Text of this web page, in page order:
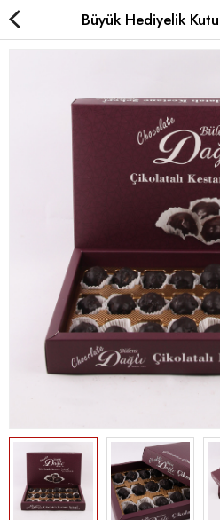
Çikolatalı Kestane Şekeri
Kavanoz Kestane Şekeri
Special Kestane Şekeri
Karyokalar
Hediyelik
Yurt Dışı
Büyük Hediyelik